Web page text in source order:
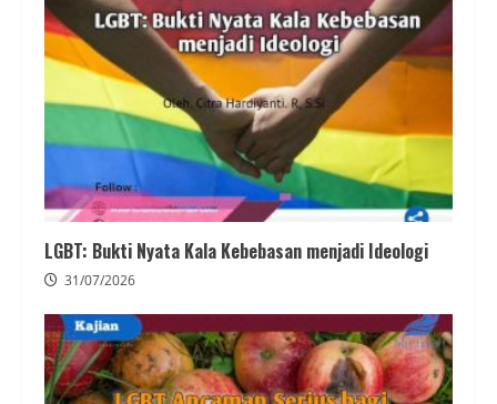
LGBT: Bukti Nyata Kala Kebebasan menjadi Ideologi
31/07/2026